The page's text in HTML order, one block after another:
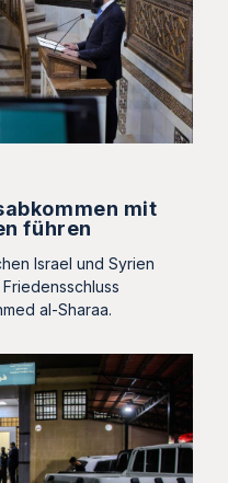
mit
führen
Israel und Syrien
al-Sharaa.